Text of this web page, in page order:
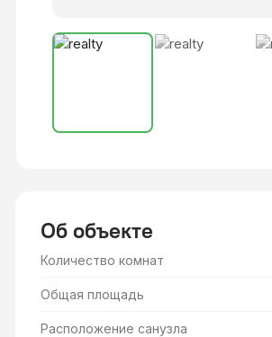
Об объекте
Количество комнат
Общая площадь
Расположение санузла